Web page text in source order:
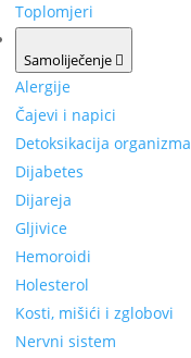
Toplomjeri
Samoliječenje
Alergije
Čajevi i napici
Detoksikacija organizma
Dijabetes
Dijareja
Gljivice
Hemoroidi
Holesterol
Kosti, mišići i zglobovi
Nervni sistem